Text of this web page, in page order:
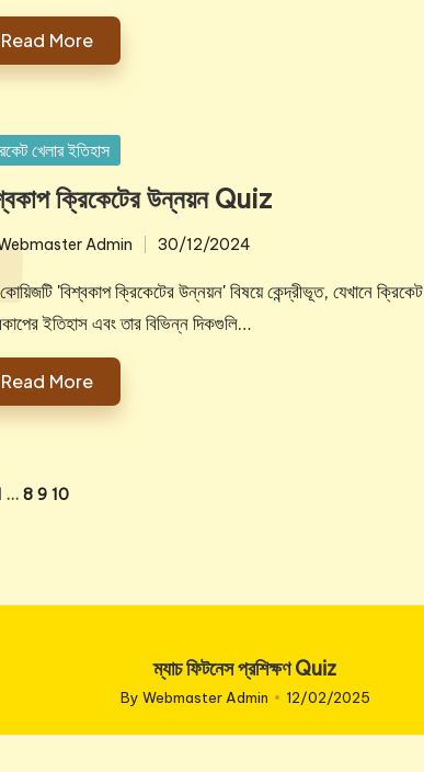
Read More
খেলার ইতিহাস
ক্রিকেটের উন্নয়ন Quiz
Admin 30/12/2024
'বিশ্বকাপ ক্রিকেটের উন্নয়ন' বিষয়ে কেন্দ্রীভূত, যেখানে ক্রিকেট
ইতিহাস এবং তার বিভিন্ন দিকগুলি…
Read More
… 8 9 10
ম্যাচ ফিটনেস প্রশিক্ষণ Quiz
Posted
by
By Webmaster Admin 12/02/2025